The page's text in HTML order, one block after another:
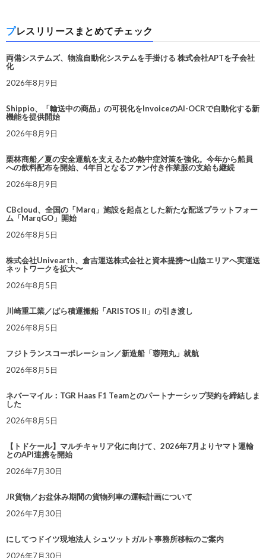
プレスリリースまとめてチェック
両備システムズ、物流自動化システムを手掛ける 株式会社APTを子会社
化
2026年8月9日
Shippio、「輸送中の商品」の可視化をInvoiceのAI-OCRで自動化する新
機能を提供開始
2026年8月9日
栗林商船／夏の安全運航を支えるため熱中症対策を強化。今年から船員
への飲料配布を開始、4年目となるファン付き作業服の支給も継続
2026年8月9日
CBcloud、全国の「Marq」施設を起点とした新たな配送プラットフォー
ム「MarqGO」開始
2026年8月5日
株式会社Univearth、倉吉運送株式会社と資本提携〜山陰エリアへ実運送
ネットワークを拡大〜
2026年8月5日
川崎重工業／ばら積運搬船「ARISTOS II」の引き渡し
2026年8月5日
フジトランスコーポレーション／新造船「蓉翔丸」就航
2026年8月5日
ネバーマイル：TGR Haas F1 Teamとのパートナーシップ契約を締結しま
した
2026年8月5日
【トドケール】マルチキャリア化に向けて、2026年7月よりヤマト運輸
とのAPI連携を開始
2026年7月30日
JR貨物／お盆休み期間の貨物列車の運転計画について
2026年7月30日
にしてつドイツ現地法人 シュツットガルト事務所移転のご案内
2026年7月30日